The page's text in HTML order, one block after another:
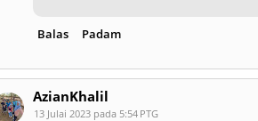
Balas Padam
AzianKhalil
13 Julai 2023 pada 5:54 PTG